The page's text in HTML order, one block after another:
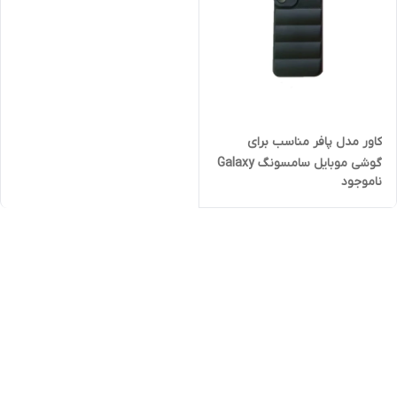
کاور مدل پافر مناسب برای
گوشی موبایل سامسونگ Galaxy
A06
ناموجود